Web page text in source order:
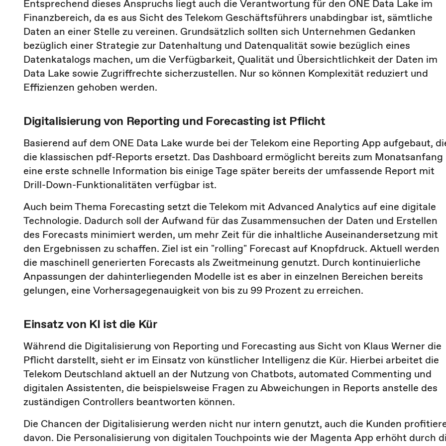
Entsprechend dieses Anspruchs liegt auch die Verantwortung für den ONE Data Lake im
Finanzbereich, da es aus Sicht des Telekom Geschäftsführers unabdingbar ist, sämtliche
Daten an einer Stelle zu vereinen. Grundsätzlich sollten sich Unternehmen Gedanken
bezüglich einer Strategie zur Datenhaltung und Datenqualität sowie bezüglich eines
Datenkatalogs machen, um die Verfügbarkeit, Qualität und Übersichtlichkeit der Daten im
Data Lake sowie Zugriffrechte sicherzustellen. Nur so können Komplexität reduziert und
Effizienzen gehoben werden.
Digitalisierung von Reporting und Forecasting ist Pflicht
Basierend auf dem ONE Data Lake wurde bei der Telekom eine Reporting App aufgebaut,
die klassischen pdf-Reports ersetzt. Das Dashboard ermöglicht bereits zum Monatsanfang
eine erste schnelle Information bis einige Tage später bereits der umfassende Report mit
Drill-Down-Funktionalitäten verfügbar ist.
Auch beim Thema Forecasting setzt die Telekom mit Advanced Analytics auf eine digitale
Technologie. Dadurch soll der Aufwand für das Zusammensuchen der Daten und Erstellen
des Forecasts minimiert werden, um mehr Zeit für die inhaltliche Auseinandersetzung mit
den Ergebnissen zu schaffen. Ziel ist ein "rolling" Forecast auf Knopfdruck. Aktuell werden
die maschinell generierten Forecasts als Zweitmeinung genutzt. Durch kontinuierliche
Anpassungen der dahinterliegenden Modelle ist es aber in einzelnen Bereichen bereits
gelungen, eine Vorhersagegenauigkeit von bis zu 99 Prozent zu erreichen.
Einsatz von KI ist die Kür
Während die Digitalisierung von Reporting und Forecasting aus Sicht von Klaus Werner die
Pflicht darstellt, sieht er im Einsatz von künstlicher Intelligenz die Kür. Hierbei arbeitet die
Telekom Deutschland aktuell an der Nutzung von Chatbots, automated Commenting und
digitalen Assistenten, die beispielsweise Fragen zu Abweichungen in Reports anstelle des
zuständigen Controllers beantworten können.
Die Chancen der Digitalisierung werden nicht nur intern genutzt, auch die Kunden
davon. Die Personalisierung von digitalen Touchpoints wie der Magenta App erhöht durch